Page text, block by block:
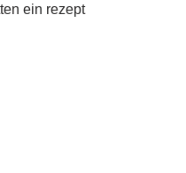
ein rezept